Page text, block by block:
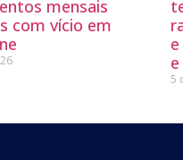
mensais
com vício em
5